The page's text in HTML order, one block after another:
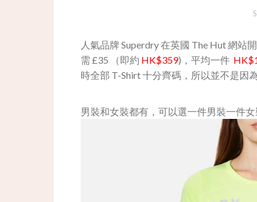
人氣品牌 Superdry 在英國 The Hut 網站
需 £35 （即約 HK$359)，平均一件
時全部 T-Shirt 十分齊碼，所以並不是
男裝和女裝都有，可以選一件男裝一件女